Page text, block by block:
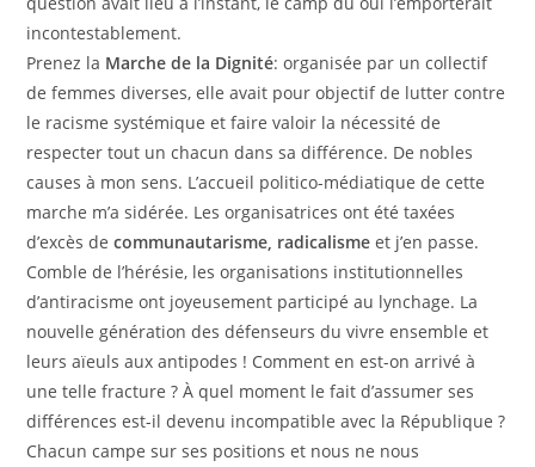
incontestablement.
Prenez la Marche de la Dignité: organisée par un collectif
de femmes diverses, elle avait pour objectif de lutter contre
le racisme systémique et faire valoir la nécessité de
respecter tout un chacun dans sa différence. De nobles
causes à mon sens. L’accueil politico-médiatique de cette
marche m’a sidérée. Les organisatrices ont été taxées
d’excès decommunautarisme, radicalisme et j’en passe.
Comble de l’hérésie, les organisations institutionnelles
d’antiracisme ont joyeusement participé au lynchage. La
nouvelle génération des défenseurs du vivre ensemble et
leurs aïeuls aux antipodes ! Comment en est-on arrivé à
une telle fracture ? À quel moment le fait d’assumer ses
différences est-il devenu incompatible avec la République ?
Chacun campe sur ses positions et nous ne nous